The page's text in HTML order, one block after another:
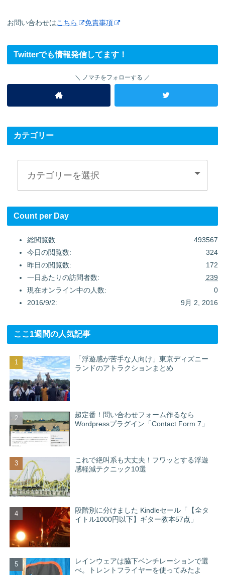
お問い合わせはこちら 免責事項
Twitterでも情報発信してます！
ノマチをフォローする
カテゴリー
Count per Day
493567
総閲覧数:
324
今日の閲覧数:
172
昨日の閲覧数:
239
一日あたりの訪問者数:
0
現在オンライン中の人数:
9月 2, 2016
2016/9/2:
ここ1週間の人気記事
「浮遊感が苦手な人向け」東京ディズニー
ランドのアトラクションまとめ
超定番！問い合わせフォーム作るなら
Wordpressプラグイン「Contact Form 7」
これで絶叫系も大丈夫！フワッとする浮遊
感軽減テクニック10選
段階別に分けました Kindleセール「【全タ
イトル1000円以下】ギター教本57点」
レインウェアは脇下ベンチレーションで選
べ。トレントフライヤーを使ってみたよ